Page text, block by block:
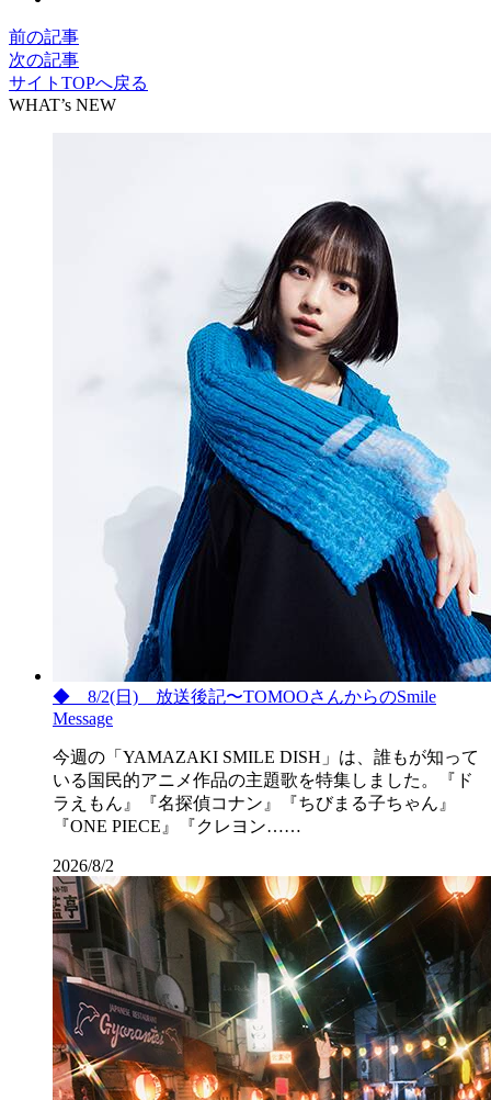
前の記事
次の記事
サイトTOPへ戻る
WHAT’s NEW
◆ 8/2(日) 放送後記〜TOMOOさんからのSmile
Message
今週の「YAMAZAKI SMILE DISH」は、誰もが知って
いる国民的アニメ作品の主題歌を特集しました。『ド
ラえもん』『名探偵コナン』『ちびまる子ちゃん』
『ONE PIECE』『クレヨン……
2026/8/2